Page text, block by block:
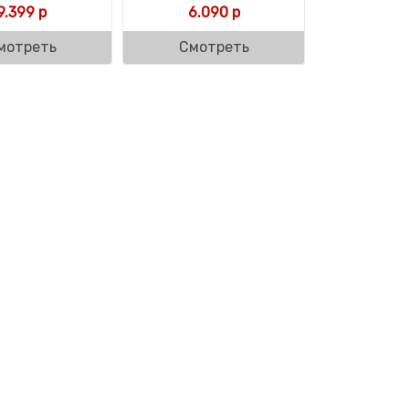
12.990 р.
р.
р
6.090р
Смотреть